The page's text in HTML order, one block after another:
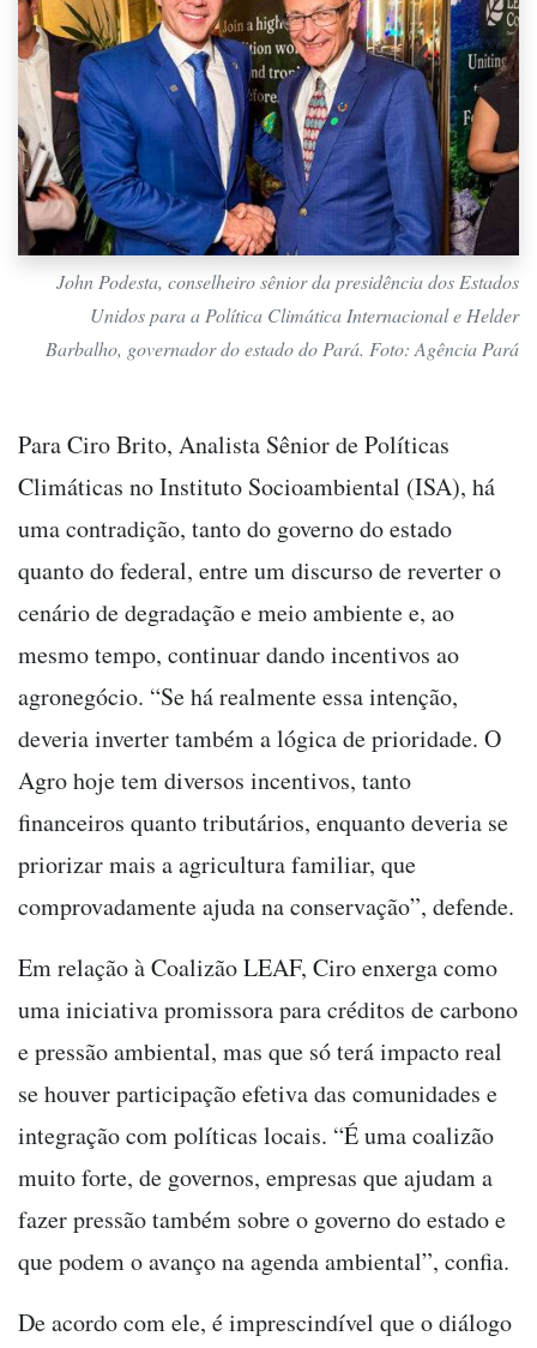
John Podesta, conselheiro sênior da presidência dos Estados
Unidos para a Política Climática Internacional e Helder
Barbalho, governador do estado do Pará. Foto: Agência Pará
Para Ciro Brito, Analista Sênior de Políticas
Climáticas no Instituto Socioambiental (ISA), há
uma contradição, tanto do governo do estado
quanto do federal, entre um discurso de reverter o
cenário de degradação e meio ambiente e, ao
mesmo tempo, continuar dando incentivos ao
agronegócio. “Se há realmente essa intenção,
deveria inverter também a lógica de prioridade. O
Agro hoje tem diversos incentivos, tanto
financeiros quanto tributários, enquanto deveria se
priorizar mais a agricultura familiar, que
comprovadamente ajuda na conservação”, defende.
Em relação à Coalizão LEAF, Ciro enxerga como
uma iniciativa promissora para créditos de carbono
e pressão ambiental, mas que só terá impacto real
se houver participação efetiva das comunidades e
integração com políticas locais. “É uma coalizão
muito forte, de governos, empresas que ajudam a
fazer pressão também sobre o governo do estado e
que podem o avanço na agenda ambiental”, confia.
De acordo com ele, é imprescindível que o diálogo